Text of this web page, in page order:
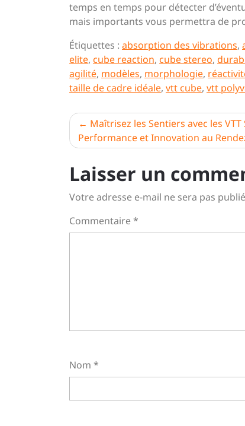
temps en temps pour détecter
mais importants vous permettra de
Étiquettes : absorption des vibrations,
elite, cube reaction, cube stereo,
agilité, modèles, morphologie,
taille de cadre idéale, vtt cube, vtt
Navigation
de
l’article
Maîtrisez les Sentiers avec les VTT
Performance et Innovation au
Laisser un
Votre adresse e-mail ne sera pas
Commentaire*
Nom *